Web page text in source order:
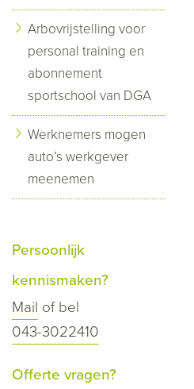
Arbovrijstelling voor
personal training en
abonnement
sportschool van DGA
Werknemers mogen
auto’s werkgever
meenemen
Persoonlijk
kennismaken?
Mail of bel
043-3022410
Offerte vragen?